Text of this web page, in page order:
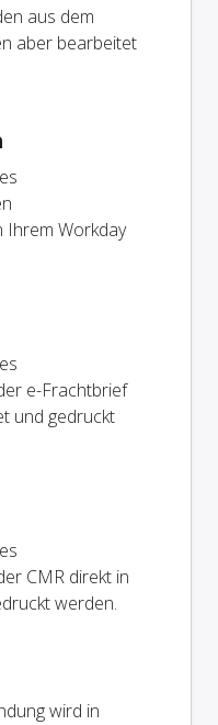
aus dem
aber bearbeitet
Ihrem Workday
e-Frachtbrief
und gedruckt
CMR direkt in
werden.
wird in